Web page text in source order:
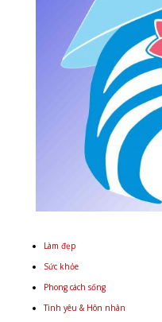
Làm đẹp
Sức khỏe
Phong cách sống
Tình yêu & Hôn nhân